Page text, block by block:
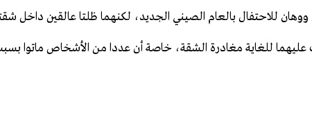
للاحتفال بالعام الصيني الجديد، لكنهما ظلتا عالقين داخل
عليهما للغاية مغادرة الشقة، خاصة أن عددا من الأشخاص ماتوا